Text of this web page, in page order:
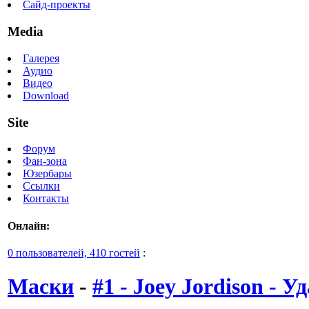
Сайд-проекты
Media
Галерея
Аудио
Видео
Download
Site
Форум
Фан-зона
Юзербары
Ссылки
Контакты
Онлайн:
0 пользователей, 410 гостей :
Маски - #1 - Joey Jordison -